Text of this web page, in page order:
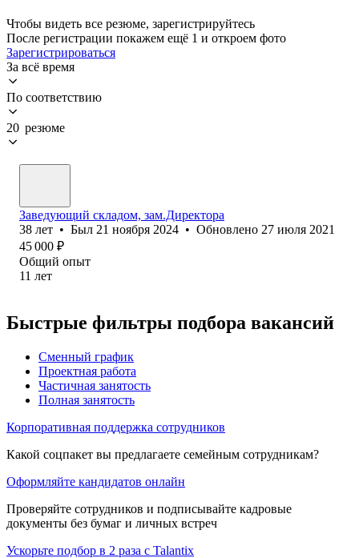
Чтобы видеть все резюме, зарегистрируйтесь
После регистрации покажем ещё 1 и откроем фото
Зарегистрироваться
За всё время
По соответствию
20 резюме
Заведующий складом, зам.Директора
38 лет • Был 21 ноября 2024 • Обновлено 27 июля 2021
45 000 ₽
Общий опыт
11 лет
Быстрые фильтры подбора вакансий
Сменный график
Проектная работа
Частичная занятость
Полная занятость
Корпоративная поддержка сотрудников
Какой соцпакет вы предлагаете семейным сотрудникам?
Оформляйте кандидатов онлайн
Проверяйте сотрудников и подписывайте кадровые
документы без бумаг и личных встреч
Ускорьте подбор в 2 раза с Talantix